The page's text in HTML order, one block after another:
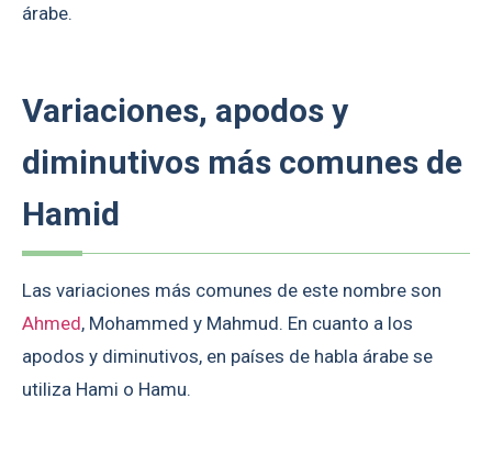
árabe.
Variaciones, apodos y
diminutivos más comunes de
Hamid
Las variaciones más comunes de este nombre son
Ahmed, Mohammed y Mahmud. En cuanto a los
apodos y diminutivos, en países de habla árabe se
utiliza Hami o Hamu.